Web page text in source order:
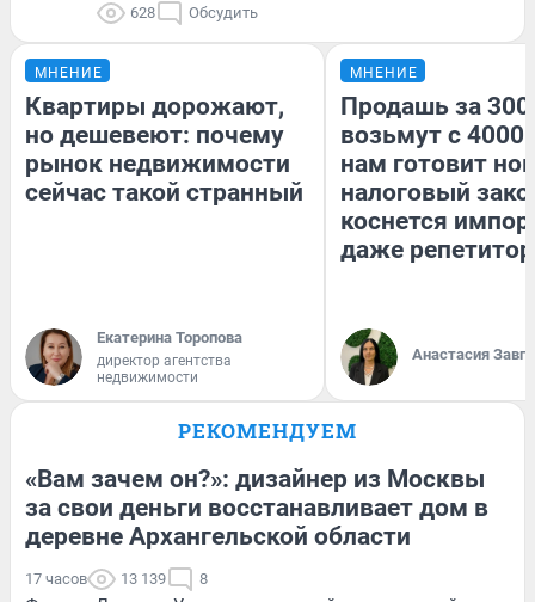
628 Обсудить
МНЕНИЕ
Квартиры дорожают,
но дешевеют: почему
рынок недвижимости
сейчас такой странный
Екатерина Торопова
директор агентства
недвижимости
МНЕНИЕ
Продашь за
возьмут с
нам готовит
налоговый
коснется
даже
Анастасия
РЕКОМЕНДУЕМ
«Вам зачем он?»: дизайнер из Москвы
за свои деньги восстанавливает дом в
деревне Архангельской области
17 часов 13 139 8